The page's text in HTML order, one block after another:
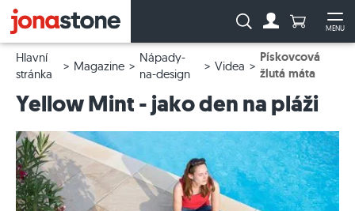
MENU
Vyhledávání:Počet
Hlavní
stránka
Magazine
Nápady-
na-design
Videa
Pískovcová
žlutá máta
Yellow Mint - jako den na pláži